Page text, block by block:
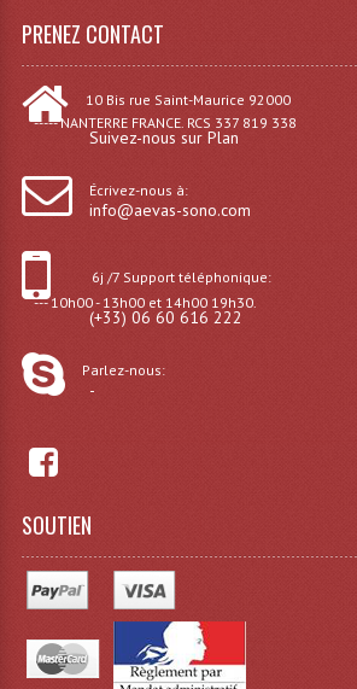
Embases Pour Structure
Pendrillon Et Ossature
Pieds De Levage
Structures Carrées
Structures, Angles Sd150
PRENEZ CONTACT
10 Bis rue Saint-Maurice 92000
----- NANTERRE FRANCE. RCS 337 819 338
Suivez-nous sur Plan
Écrivez-nous à:
info@aevas-sono.com
6j /7 Support téléphonique:
--- 10h00 - 13h00 et 14h00 19h30.
(+33) 06 60 616 222
Parlez-nous:
-
SOUTIEN